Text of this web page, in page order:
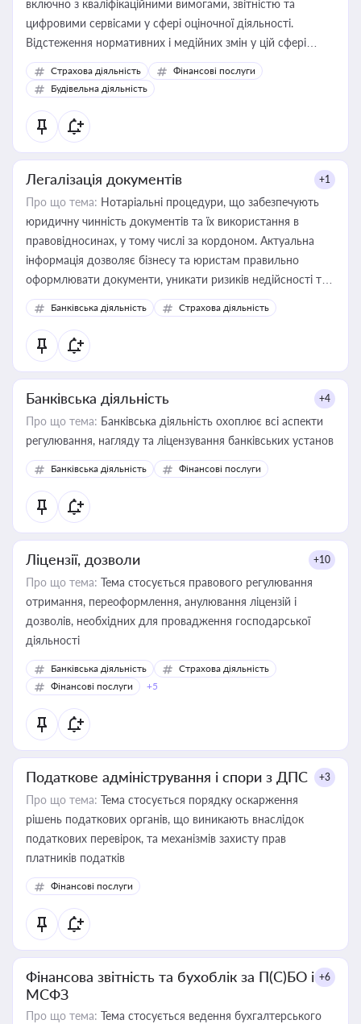
включно з кваліфікаційними вимогами, звітністю та
цифровими сервісами у сфері оціночної діяльності.
Відстеження нормативних і медійних змін у цій сфері
корисне для власника бізнесу, керівника, юриста або
бухгалтера під час оподаткування, приватизації, оренди
державного майна, корпоративних угод і перевірки
статусу суб'єктів оціночної діяльності
Страхова діяльність
Фінансові послуги
Будівельна діяльність
Легалізація документів +1
Про що тема: Нотаріальні процедури, що забезпечують
юридичну чинність документів та їх використання в
правовідносинах, у тому числі за кордоном. Актуальна
інформація дозволяє бізнесу та юристам правильно
оформлювати документи, уникати ризиків недійсності та
забезпечувати їх належне прийняття органами влади та
контрагентами
Банківська діяльність Страхова діяльність
Банківська діяльність +4
Про що тема: Банківська діяльність охоплює всі аспекти
регулювання, нагляду та ліцензування банківських установ
Банківська діяльність Фінансові послуги
Ліцензії, дозволи +10
Про що тема: Тема стосується правового регулювання
отримання, переоформлення, анулювання ліцензій і
дозволів, необхідних для провадження господарської
діяльності
Банківська діяльність
Страхова діяльність
Фінансові послуги
+5
Податкове адміністрування і спори з ДПС +3
Про що тема: Тема стосується порядку оскарження
рішень податкових органів, що виникають внаслідок
податкових перевірок, та механізмів захисту прав
платників податків
Фінансові послуги
Фінансова звітність та бухоблік за П(С)БО і
МСФЗ
+6
Про що тема: Тема стосується ведення бухгалтерського